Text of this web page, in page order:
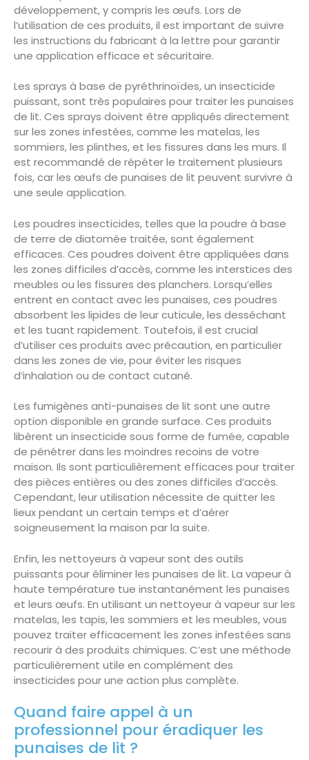
développement, y compris les œufs. Lors de
l’utilisation de ces produits, il est important de suivre
les instructions du fabricant à la lettre pour garantir
une application efficace et sécuritaire.
Les sprays à base de pyréthrinoïdes, un insecticide
puissant, sont très populaires pour traiter les punaises
de lit. Ces sprays doivent être appliqués directement
sur les zones infestées, comme les matelas, les
sommiers, les plinthes, et les fissures dans les murs. Il
est recommandé de répéter le traitement plusieurs
fois, car les œufs de punaises de lit peuvent survivre à
une seule application.
Les poudres insecticides, telles que la poudre à base
de terre de diatomée traitée, sont également
efficaces. Ces poudres doivent être appliquées dans
les zones difficiles d’accès, comme les interstices des
meubles ou les fissures des planchers. Lorsqu’elles
entrent en contact avec les punaises, ces poudres
absorbent les lipides de leur cuticule, les desséchant
et les tuant rapidement. Toutefois, il est crucial
d’utiliser ces produits avec précaution, en particulier
dans les zones de vie, pour éviter les risques
d’inhalation ou de contact cutané.
Les fumigènes anti-punaises de lit sont une autre
option disponible en grande surface. Ces produits
libèrent un insecticide sous forme de fumée, capable
de pénétrer dans les moindres recoins de votre
maison. Ils sont particulièrement efficaces pour traiter
des pièces entières ou des zones difficiles d’accès.
Cependant, leur utilisation nécessite de quitter les
lieux pendant un certain temps et d’aérer
soigneusement la maison par la suite.
Enfin, les nettoyeurs à vapeur sont des outils
puissants pour éliminer les punaises de lit. La vapeur à
haute température tue instantanément les punaises
et leurs œufs. En utilisant un nettoyeur à vapeur sur les
matelas, les tapis, les sommiers et les meubles, vous
pouvez traiter efficacement les zones infestées sans
recourir à des produits chimiques. C’est une méthode
particulièrement utile en complément des
insecticides pour une action plus complète.
Quand faire appel à un
professionnel pour éradiquer les
punaises de lit ?